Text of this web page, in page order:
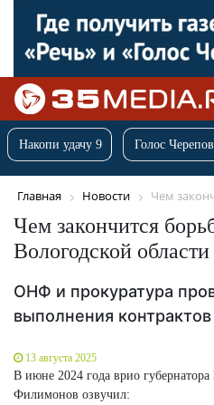
Накопи удачу 9 Голос
Главная Новости Чем
Чем закончится
Вологодской области
ОНФ и прокуратура
выполнения контрактов
13 августа 2025
В июне 2024 года врио губернатора
Филимонов озвучил: